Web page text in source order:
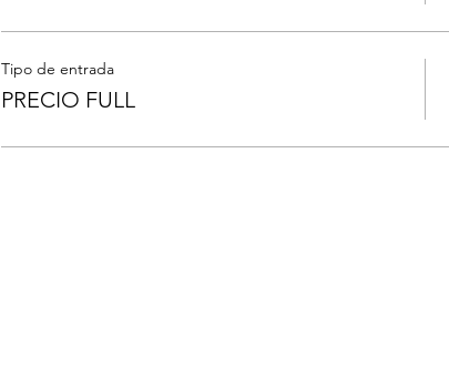
Tipo de entrada
PRECIO FULL